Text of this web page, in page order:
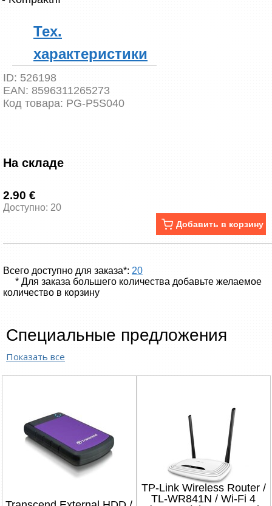
Тех.
характеристики
ID: 526198
EAN: 8596311265273
Код товара: PG-P5S040
На складе
2.90 €
Доступно: 20
Добавить в корзину
Всего доступно для заказа*: 20
* Для заказа большего количества добавьте желаемое
количество в корзину
Специальные предложения
Показать все
TP-Link Wireless Router /
TL-WR841N / Wi-Fi 4